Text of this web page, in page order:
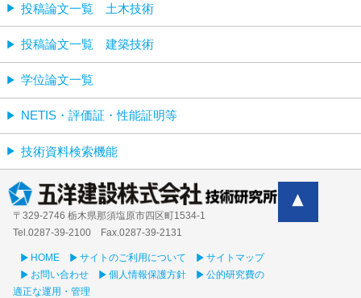
投稿論文一覧 土木技術
投稿論文一覧 建築技術
学位論文一覧
NETIS・評価証・性能証明等
技術資料検索機能
〒329-2746 栃木県那須塩原市四区町1534-1
Tel.0287-39‐2100 Fax.0287-39-2131
HOME サイトのご利用について
サイトマップ
お問い合わせ
個人情報保護方針
公的研究費の
適正な運用・管理